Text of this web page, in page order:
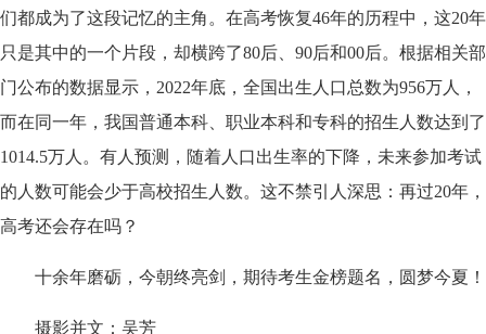
们都成为了这段记忆的主角。在高考恢复46年的历程中，这20年
只是其中的一个片段，却横跨了80后、90后和00后。根据相关部
门公布的数据显示，2022年底，全国出生人口总数为956万人，
而在同一年，我国普通本科、职业本科和专科的招生人数达到了
1014.5万人。有人预测，随着人口出生率的下降，未来参加考试
的人数可能会少于高校招生人数。这不禁引人深思：再过20年，
高考还会存在吗？
十余年磨砺，今朝终亮剑，期待考生金榜题名，圆梦今夏！
摄影并文：吴芳